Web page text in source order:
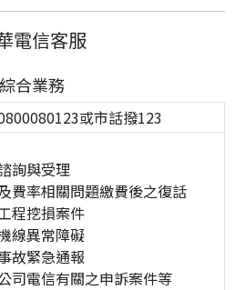
電信客服
綜合業務
或市話撥123
詢與受理
費率相關問題繳費後之復話
程挖損案件
線異常障礙
故緊急通報
司電信有關之申訴案件等